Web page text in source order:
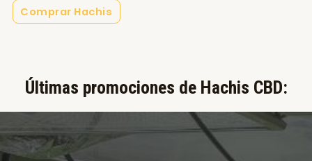
Comprar Hachis
Últimas promociones de Hachis CBD:​